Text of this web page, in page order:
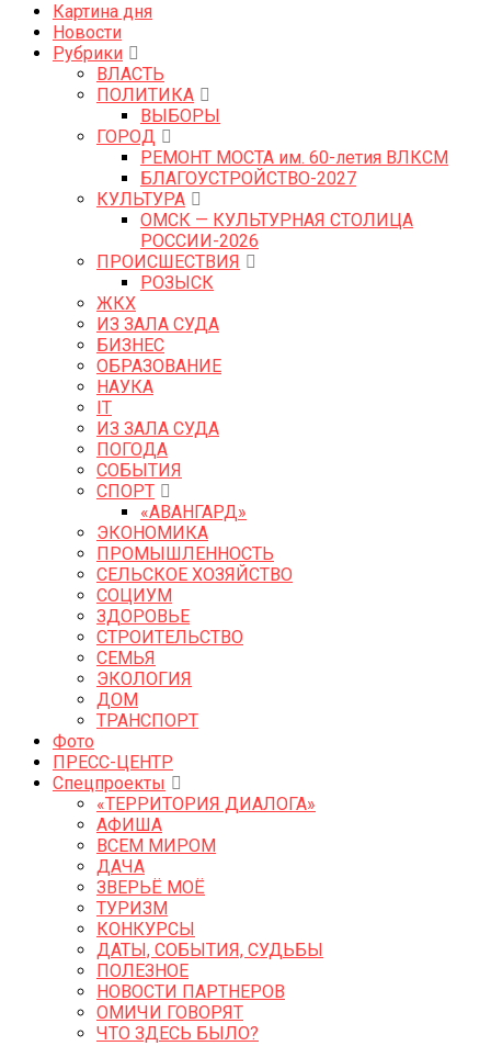
Картина дня
Новости
Рубрики
ВЛАСТЬ
ПОЛИТИКА
ВЫБОРЫ
ГОРОД
РЕМОНТ МОСТА им. 60-летия ВЛКСМ
БЛАГОУСТРОЙСТВО-2027
КУЛЬТУРА
ОМСК — КУЛЬТУРНАЯ СТОЛИЦА
РОССИИ-2026
ПРОИСШЕСТВИЯ
РОЗЫСК
ЖКХ
ИЗ ЗАЛА СУДА
БИЗНЕС
ОБРАЗОВАНИЕ
НАУКА
IT
ИЗ ЗАЛА СУДА
ПОГОДА
СОБЫТИЯ
СПОРТ
«АВАНГАРД»
ЭКОНОМИКА
ПРОМЫШЛЕННОСТЬ
СЕЛЬСКОЕ ХОЗЯЙСТВО
СОЦИУМ
ЗДОРОВЬЕ
СТРОИТЕЛЬСТВО
СЕМЬЯ
ЭКОЛОГИЯ
ДОМ
ТРАНСПОРТ
Фото
ПРЕСС-ЦЕНТР
Спецпроекты
«ТЕРРИТОРИЯ ДИАЛОГА»
АФИША
ВСЕМ МИРОМ
ДАЧА
ЗВЕРЬЁ МОЁ
ТУРИЗМ
КОНКУРСЫ
ДАТЫ, СОБЫТИЯ, СУДЬБЫ
ПОЛЕЗНОЕ
НОВОСТИ ПАРТНЕРОВ
ОМИЧИ ГОВОРЯТ
ЧТО ЗДЕСЬ БЫЛО?